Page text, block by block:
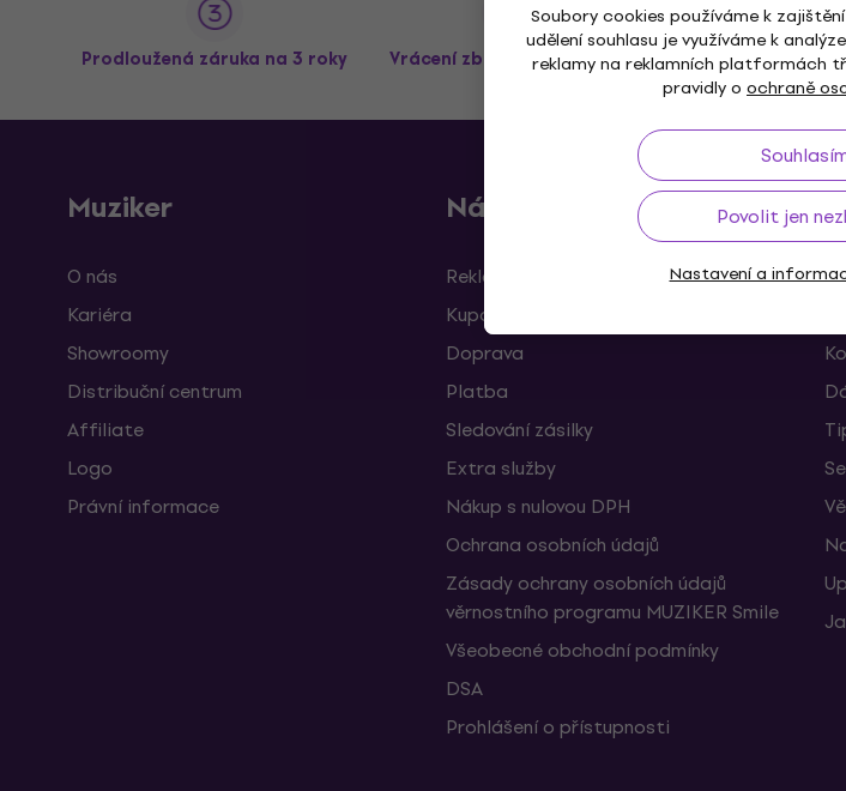
Soubory cookies používáme k
udělení souhlasu je využíváme k
reklamy na reklamních platformách
pravidly o ochraně
Povolit jen
Nastavení a
Prodloužená záruka na 3 roky Vrácení zboží až do 30 dnů Doprava zdarma
Muziker
O nás
Kariéra
Showroomy
Distribuční centrum
Affiliate
Logo
Právní informace
Nákup
Reklamace a odstoupení od smlouvy
Kupóny
Doprava
Platba
Sledování zásilky
Extra služby
Nákup s nulovou DPH
Ochrana osobních údajů
Zásady ochrany osobních údajů
věrnostního programu MUZIKER Smile
Všeobecné obchodní podmínky
DSA
Prohlášení o přístupnosti